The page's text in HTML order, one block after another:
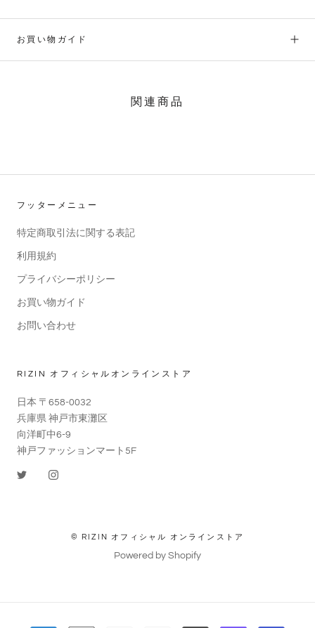
お買い物ガイド
関連商品
フッターメニュー
特定商取引法に関する表記
利用規約
プライバシーポリシー
お買い物ガイド
お問い合わせ
RIZIN オフィシャルオンラインストア
日本 〒658-0032
兵庫県 神戸市東灘区
向洋町中6-9
神戸ファッションマート5F
© RIZIN オフィシャル オンラインストア
Powered by Shopify